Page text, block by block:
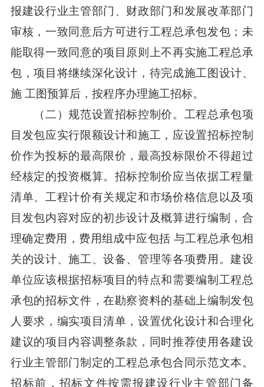
报建设行业主管部门、财政部门和发展改革部门
审核，一致同意后方可进行工程总承包发包；未
能取得一致同意的项目原则上不再实施工程总承
包，项目将继续深化设计，待完成施工图设计、
施 工图预算后，按程序办理施工招标。
（二）规范设置招标控制价。工程总承包项
目发包应实行限额设计和施工，应设置招标控制
价作为投标的最高限价，最高投标限价不得超过
经核定的投资概算。招标控制价应当依据工程量
清单、工程计价有关规定和市场价格信息以及项
目发包内容对应的初步设计及概算进行编制，合
理确定费用，费用组成中应包括 与工程总承包相
关的设计、施工、设备、管理等各项费用。建设
单位应该根据招标项目的特点和需要编制工程总
承包的招标文件，在勘察资料的基础上编制发包
人要求，编实项目清单，设置优化设计和合理化
建议的项目内容调整条款，同时推荐使用各建设
行业主管部门制定的工程总承包合同示范文本。
招标前，招标文件按需报建设行业主管部门备